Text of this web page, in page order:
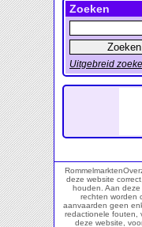
Zoeken
Uitgebreid
deze website
houden. Aan
rechten worden
aanvaarden geen
redactionele fouten,
deze website,